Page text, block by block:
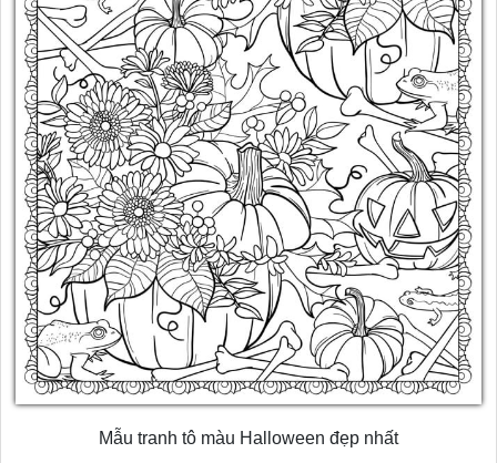
Mẫu tranh tô màu Halloween đẹp nhất